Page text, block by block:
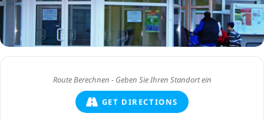
GET DIRECTIONS